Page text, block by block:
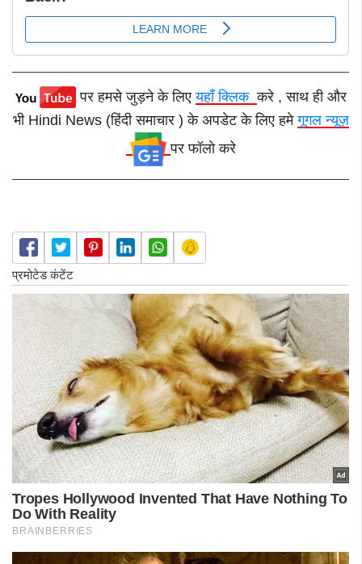
पर हमसे जुड़ने के लिएयहाँ क्लिककरे , साथ ही और
भी Hindi News (हिंदी समाचार ) के अपडेट के लिए हमेगूगल न्यूज़
पर फॉलो करे